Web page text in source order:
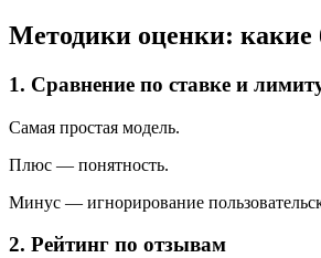
Методики оценки:
1. Сравнение по ставке и
Самая простая модель.
Плюс — понятность.
Минус — игнорирование
2. Рейтинг по отзывам